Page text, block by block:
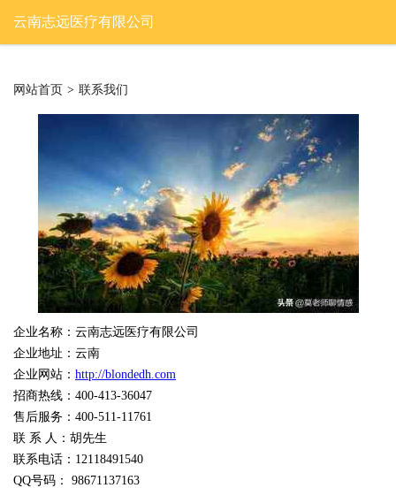
云南志远医疗有限公司
网站首页 > 联系我们
企业名称：云南志远医疗有限公司
企业地址：云南
企业网站： http://blondedh.com
招商热线：400-413-36047
售后服务：400-511-11761
联 系 人：胡先生
联系电话：12118491540
QQ号码： 98671137163